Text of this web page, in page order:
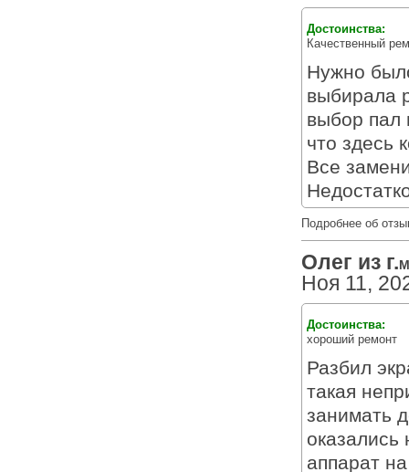
Достоинства:
Качественный
Нужно
выбирала
выбор
что здесь
Все
Подробнее об
Олег из г.
Ноя 11,
Достоинства:
хороший ремонт
Разбил
такая
занимать
аппарат